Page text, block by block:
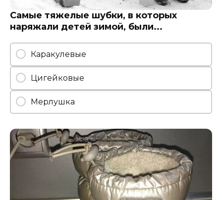
Самые тяжелые шубки, в которых
наряжали детей зимой, были...
Каракулевые
Цигейковые
Мерлушка